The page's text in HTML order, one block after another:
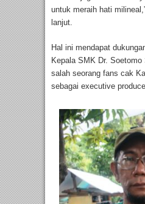
untuk meraih hati
lanjut.
Hal ini mendapat
Kepala SMK Dr.
salah seorang fans cak
sebagai executive